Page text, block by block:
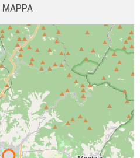
MAPPA